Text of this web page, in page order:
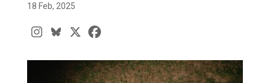
18 Feb, 2025